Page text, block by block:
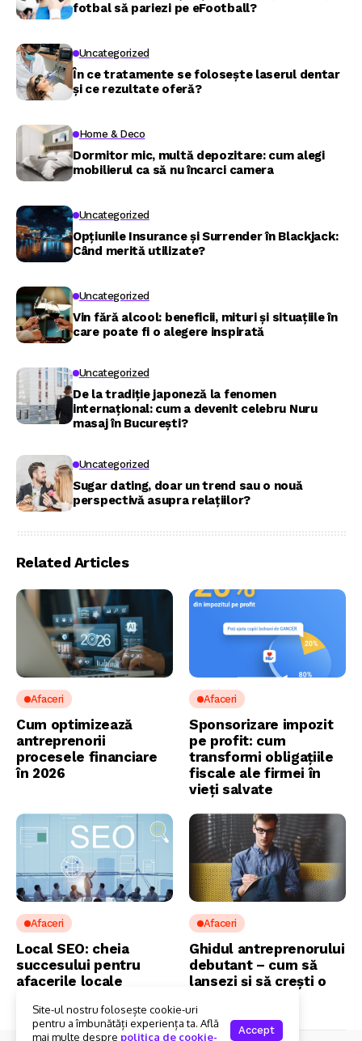
fotbal să pariezi pe eFootball?
Uncategorized
În ce tratamente se folosește laserul dentar
și ce rezultate oferă?
Home & Deco
Dormitor mic, multă depozitare: cum alegi
mobilierul ca să nu încarci camera
Uncategorized
Opțiunile Insurance și Surrender în Blackjack:
Când merită utilizate?
Uncategorized
Vin fără alcool: beneficii, mituri și situațiile în
care poate fi o alegere inspirată
Uncategorized
De la tradiție japoneză la fenomen
internațional: cum a devenit celebru Nuru
masaj în București?
Uncategorized
Sugar dating, doar un trend sau o nouă
perspectivă asupra relațiilor?
Related Articles
Afaceri
Cum optimizează
antreprenorii
procesele financiare
în 2026
Afaceri
Sponsorizare impozit
pe profit: cum
transformi obligațiile
fiscale ale firmei în
vieți salvate
Afaceri
Local SEO: cheia
succesului pentru
afacerile locale
Afaceri
Ghidul antreprenorului
debutant – cum să
lansezi și să crești o
Site-ul nostru folosește cookie-uri
pentru a îmbunătăți experiența ta. Află
mai multe despre politica de cookie-
Accept